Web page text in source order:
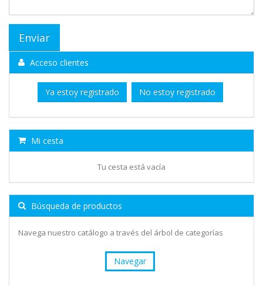
Acceso clientes
Ya estoy registrado No estoy registrado
Mi cesta
Tu cesta está vacía
Búsqueda de productos
Navega nuestro catálogo a través del árbol de categorías
Navegar